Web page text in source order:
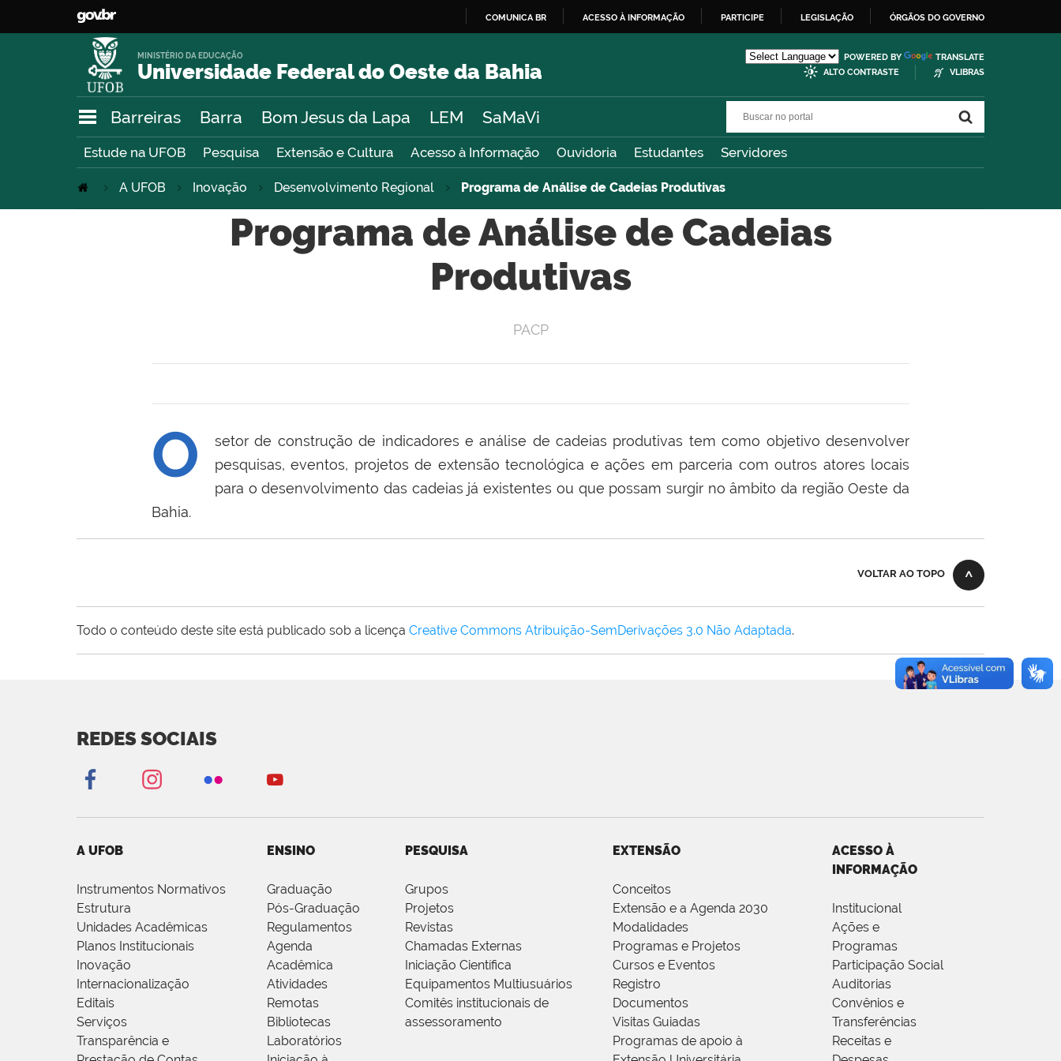
O
COMUNICA BR ACESSO À INFORMAÇÃO PARTICIPE LEGISLAÇÃO ÓRGÃOS DO GOVERNO
Universidade Federal do Oeste da Bahia
MINISTÉRIO DA EDUCAÇÃO POWERED BY
TRANSLATE
ALTO CONTRASTE
VLIBRAS
Barreiras Barra Bom Jesus da Lapa LEM SaMaVi
Estude na UFOB Pesquisa Extensão e Cultura Acesso à Informação Ouvidoria Estudantes Servidores
A UFOB Inovação Desenvolvimento Regional Programa de Análise de Cadeias Produtivas
Programa de Análise de Cadeias
Produtivas
PACP
O
setor de construção de indicadores e análise de cadeias produtivas tem como objetivo desenvolver
pesquisas, eventos, projetos de extensão tecnológica e ações em parceria com outros atores locais
para o desenvolvimento das cadeias já existentes ou que possam surgir no âmbito da região Oeste da
Bahia.
VOLTAR AO TOPO
Todo o conteúdo deste site está publicado sob a licença Creative Commons Atribuição-SemDerivações 3.0 Não Adaptada.
REDES SOCIAIS
A UFOB
Instrumentos Normativos
Estrutura
Unidades Acadêmicas
Planos Institucionais
Inovação
Internacionalização
Editais
Serviços
Transparência e
ENSINO
Graduação
Pós-Graduação
Regulamentos
Agenda
Acadêmica
Atividades
Remotas
Bibliotecas
Laboratórios
PESQUISA
Grupos
Projetos
Revistas
Chamadas Externas
Iniciação Científica
Equipamentos Multiusuários
Comitês institucionais de
assessoramento
EXTENSÃO
Conceitos
Extensão e a Agenda 2030
Modalidades
Programas e Projetos
Cursos e Eventos
Registro
Documentos
Visitas Guiadas
Programas de apoio à
ACESSO À
INFORMAÇÃO
Institucional
Ações e
Programas
Participação Social
Auditorias
Convênios e
Transferências
Receitas e